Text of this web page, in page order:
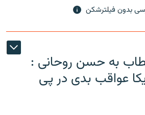
بدون فیلترشکن
به حسن روحانی :
عواقب بدی در پی